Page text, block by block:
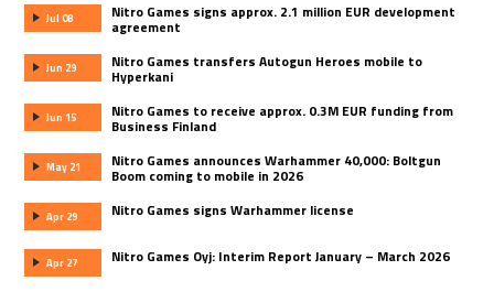
Jul 08 Nitro Games signs approx. 2.1 million EUR development
agreement
Jun 29 Nitro Games transfers Autogun Heroes mobile to
Hyperkani
Jun 15 Nitro Games to receive approx. 0.3M EUR funding from
Business Finland
May 21 Nitro Games announces Warhammer 40,000: Boltgun
Boom coming to mobile in 2026
Apr 29 Nitro Games signs Warhammer license
Apr 27 Nitro Games Oyj: Interim Report January – March 2026